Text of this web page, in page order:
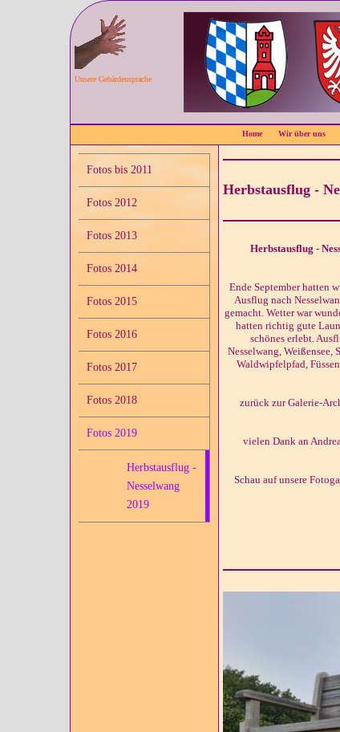
Unsere Gebärdensprache
Home Wir über uns
Fotos bis 2011
Fotos 2012
Fotos 2013
Fotos 2014
Fotos 2015
Fotos 2016
Fotos 2017
Fotos 2018
Fotos 2019
Herbstausflug -
Nesselwang
2019
Herbstausflug -
Herbstausflug -
Ende September hatten
Ausflug nach
gemacht. Wetter war
hatten richtig gute
schönes erlebt.
Nesselwang, Weißensee,
Waldwipfelpfad,
zurück zur Galerie-
vielen Dank an
Schau auf unsere